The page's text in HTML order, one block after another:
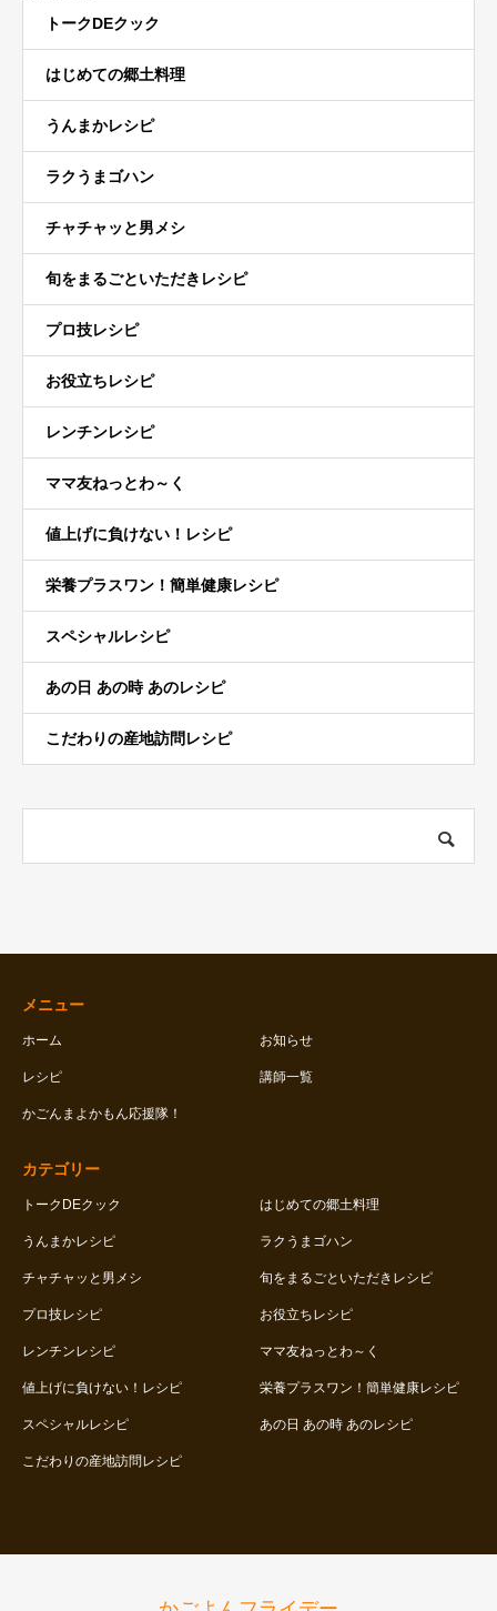
トークDEクック
はじめての郷土料理
うんまかレシピ
ラクうまゴハン
チャチャッと男メシ
旬をまるごといただきレシピ
プロ技レシピ
お役立ちレシピ
レンチンレシピ
ママ友ねっとわ～く
値上げに負けない！レシピ
栄養プラスワン！簡単健康レシピ
スペシャルレシピ
あの日 あの時 あのレシピ
こだわりの産地訪問レシピ
メニュー
ホーム お知らせ
レシピ 講師一覧
かごんまよかもん応援隊！
カテゴリー
トークDEクック はじめての郷土料理
うんまかレシピ ラクうまゴハン
チャチャッと男メシ 旬をまるごといただきレシピ
プロ技レシピ お役立ちレシピ
レンチンレシピ ママ友ねっとわ～く
値上げに負けない！レシピ 栄養プラスワン！簡単健康レシピ
スペシャルレシピ あの日 あの時 あのレシピ
こだわりの産地訪問レシピ